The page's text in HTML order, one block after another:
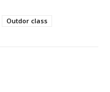
Outdor class